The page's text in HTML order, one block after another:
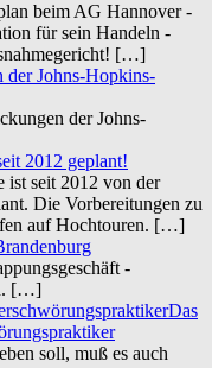
beim AG Hannover -
für sein Handeln -
[…]
Johns-Hopkins-
der Johns-
2012 geplant!
ist seit 2012 von der
Die Vorbereitungen zu
auf Hochtouren. […]
-
[…]
Das
soll, muß es auch